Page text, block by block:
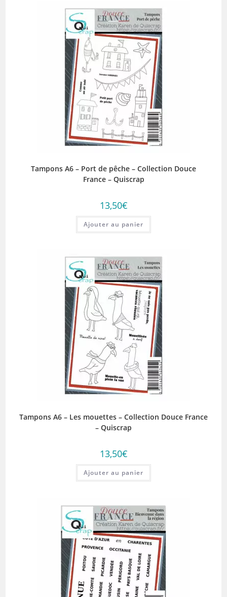
Tampons A6 – Port de pêche – Collection Douce
France – Quiscrap
13,50€
Ajouter au panier
Tampons A6 – Les mouettes – Collection Douce France
– Quiscrap
13,50€
Ajouter au panier